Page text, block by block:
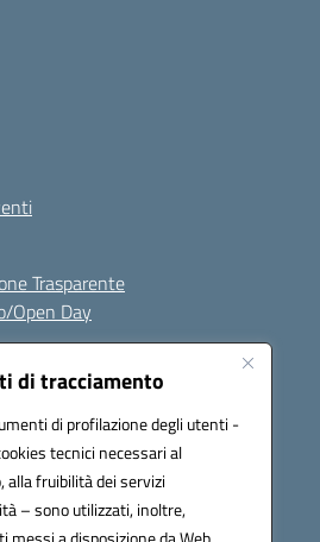
di tracciamento
di profilazione degli utenti -
tecnici necessari al
fruibilità dei servizi
– sono utilizzati, inoltre,
Trasparente
Open Day
su: